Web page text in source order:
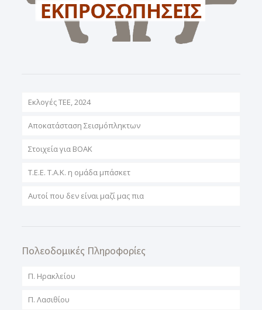
Εκλογές ΤΕΕ, 2024
Αποκατάσταση Σεισμόπληκτων
Στοιχεία για ΒΟΑΚ
T.E.E. T.A.K. η ομάδα μπάσκετ
Αυτοί που δεν είναι μαζί μας πια
Πολεοδομικές Πληροφορίες
Π. Ηρακλείου
Π. Λασιθίου